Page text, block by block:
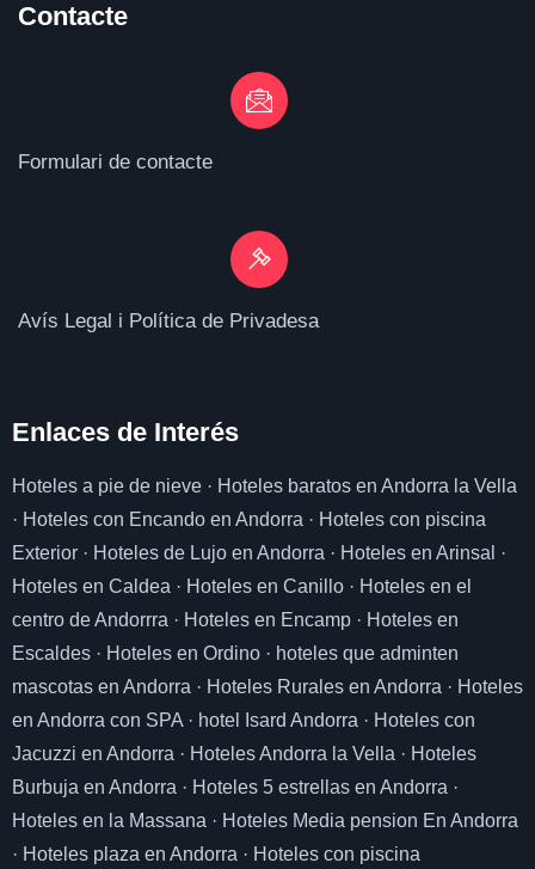
Contacte
Formulari de contacte
Avís Legal i Política de Privadesa
Enlaces de Interés
Hoteles a pie de nieve · Hoteles baratos en Andorra la Vella
· Hoteles con Encando en Andorra · Hoteles con piscina
Exterior · Hoteles de Lujo en Andorra · Hoteles en Arinsal
·
Hoteles en Caldea · Hoteles en Canillo · Hoteles en el
centro de Andorrra · Hoteles en Encamp · Hoteles en
Escaldes · Hoteles en Ordino · hoteles que adminten
mascotas en Andorra · Hoteles Rurales en Andorra · Hoteles
en Andorra con SPA · hotel Isard Andorra · Hoteles con
Jacuzzi en Andorra · Hoteles Andorra la Vella · Hoteles
Burbuja en Andorra · Hoteles 5 estrellas en Andorra ·
Hoteles en la Massana · Hoteles Media pension En Andorra
· Hoteles plaza en Andorra · Hoteles con piscina